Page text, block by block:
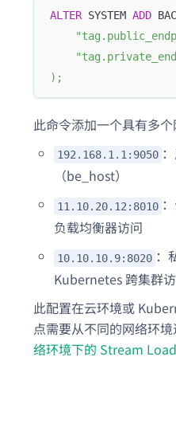
ALTER SYSTEM ADD
) ;
此命令添加一个具有多个
192.168.1.1:9050
（be_host）
11.10.20.12:8010
负载均衡器访问
10.10.10.9:8020 ：
Kubernetes 跨集群
此配置在云环境或
点需要从不同的网络环
络环境下的 Stream